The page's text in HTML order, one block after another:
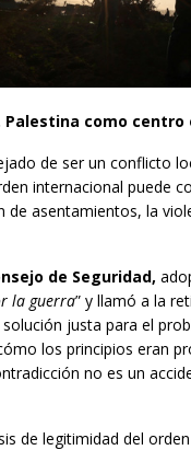
Palestina como
de ser un conflicto
internacional puede
de asentamientos, la
de Seguridad,
la guerra” y llamó a la
justa para el
los principios eran
no es un
de legitimidad del